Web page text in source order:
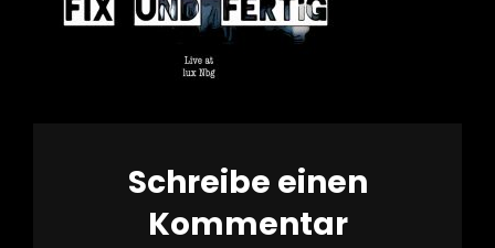
Schreibe einen
Kommentar